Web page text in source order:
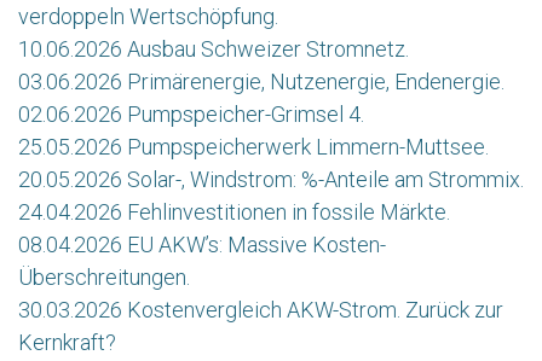
verdoppeln Wertschöpfung.
10.06.2026 Ausbau Schweizer Stromnetz.
03.06.2026 Primärenergie, Nutzenergie, Endenergie.
02.06.2026 Pumpspeicher-Grimsel 4.
25.05.2026 Pumpspeicherwerk Limmern-Muttsee.
20.05.2026 Solar-, Windstrom: %-Anteile am Strommix.
24.04.2026 Fehlinvestitionen in fossile Märkte.
08.04.2026 EU AKW’s: Massive Kosten-
Überschreitungen.
30.03.2026 Kostenvergleich AKW-Strom. Zurück zur
Kernkraft?